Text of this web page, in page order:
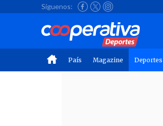
Síguenos:
País Magazine Deportes